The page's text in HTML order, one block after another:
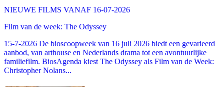
NIEUWE FILMS VANAF 16-07-2026
Film van de week: The Odyssey
15-7-2026 De bioscoopweek van 16 juli 2026 biedt een gevarieerd
aanbod, van arthouse en Nederlands drama tot een avontuurlijke
familiefilm. BiosAgenda kiest The Odyssey als Film van de Week:
Christopher Nolans...